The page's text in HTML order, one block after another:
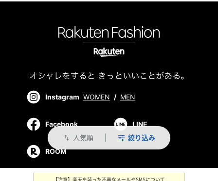
swap_vert 人気順 絞り込み
Instagram WOMEN / MEN
Facebook LINE
ROOM
【注意】楽天を装った不審なメールやSMSについて